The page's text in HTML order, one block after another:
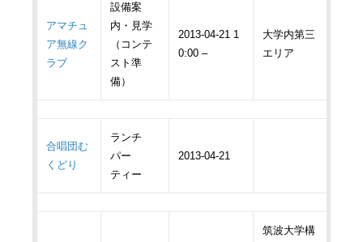
アマチュ
ア無線ク
ラブ
設備案
内・見学
（コンテ
スト準
備）
2013-04-21 1
0:00 –
大学内第三
エリア
合唱団む
くどり
ランチ
パー
ティー
2013-04-21
筑波大学構